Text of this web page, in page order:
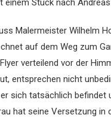
Stück nach
Malermeister Wilhelm
auf dem Weg zum
verteilend vor der
entsprechen nicht
sich tatsächlich befindet
hat seine Versetzung in